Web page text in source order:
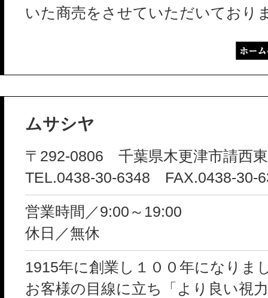
いた商売をさせていただいており
ムサシヤ
〒292-0806 千葉県木更津市請西
TEL.0438-30-6348 FAX.0438-30-
営業時間／9:00～19:00
休日／無休
1915年に創業し１００年になりま
お客様の目線に立ち「より良い視